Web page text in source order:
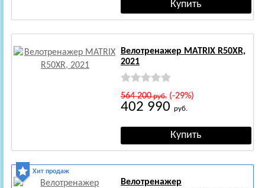
Велотренажер MATRIX R50XR,
2021
564 200руб.(-29%)
402 990 руб.
Хит продаж
Велотренажер